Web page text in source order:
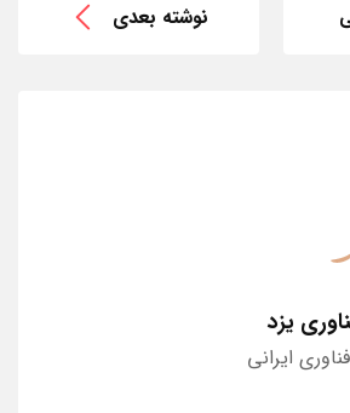
نوشته بعدی
یزد
ایرانی